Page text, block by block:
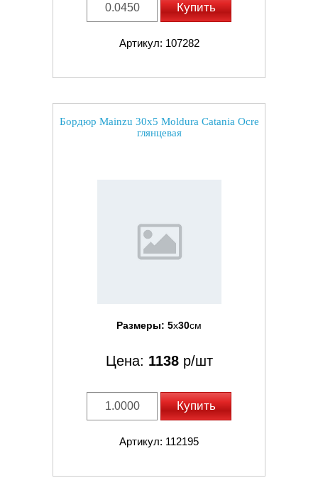
Купить
Артикул: 107282
Бордюр Mainzu 30x5 Moldura Catania Ocre
глянцевая
Размеры: 5x30см
Цена: 1138р/шт
Купить
Артикул: 112195